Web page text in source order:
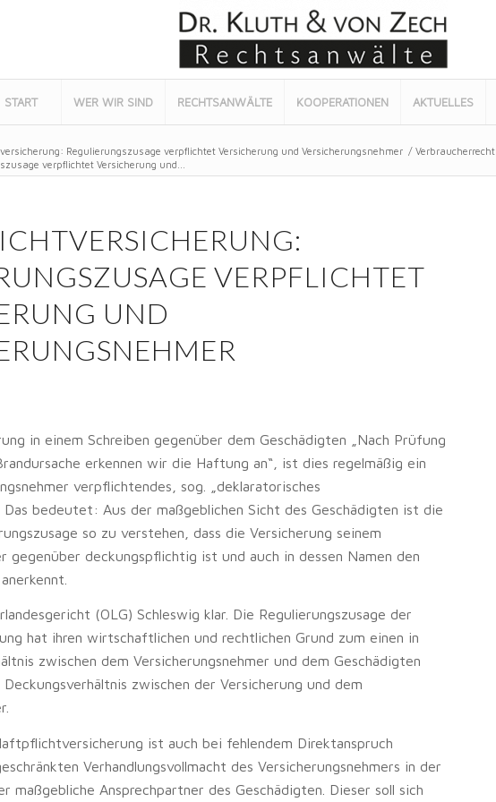
START WER WIR SIND RECHTSANWÄLTE KOOPERATIONEN AKTUELLES
Regulierungszusage verpflichtet Versicherung und Versicherungsnehmer / Verbraucherrecht
verpflichtet Versicherung und...
VERPFLICHTET
UND
in einem Schreiben gegenüber dem Geschädigten „Nach Prüfung
erkennen wir die Haftung an“, ist dies regelmäßig ein
verpflichtendes, sog. „deklaratorisches
Das bedeutet: Aus der maßgeblichen Sicht des Geschädigten ist die
so zu verstehen, dass die Versicherung seinem
gegenüber deckungspflichtig ist und auch in dessen Namen den
(OLG) Schleswig klar. Die Regulierungszusage der
hat ihren wirtschaftlichen und rechtlichen Grund zum einen in
zwischen dem Versicherungsnehmer und dem Geschädigten
zwischen der Versicherung und dem
ist auch bei fehlendem Direktanspruch
Verhandlungsvollmacht des Versicherungsnehmers in der
maßgebliche Ansprechpartner des Geschädigten. Dieser soll sich